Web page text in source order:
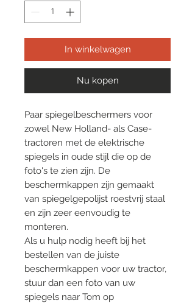
In winkelwagen
Nu kopen
Paar spiegelbeschermers voor
zowel New Holland- als Case-
tractoren met de elektrische
spiegels in oude stijl die op de
foto's te zien zijn. De
beschermkappen zijn gemaakt
van spiegelgepolijst roestvrij staal
en zijn zeer eenvoudig te
monteren.
Als u hulp nodig heeft bij het
bestellen van de juiste
beschermkappen voor uw tractor,
stuur dan een foto van uw
spiegels naar Tom op